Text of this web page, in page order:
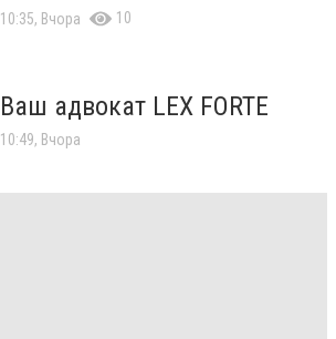
10:35, Вчора 10
Ваш адвокат LEX FORTE
10:49, Вчора